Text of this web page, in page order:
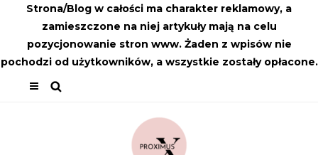
Strona/Blog w całości ma charakter reklamowy, a
zamieszczone na niej artykuły mają na celu
pozycjonowanie stron www. Żaden z wpisów nie
pochodzi od użytkowników, a wszystkie zostały opłacone.